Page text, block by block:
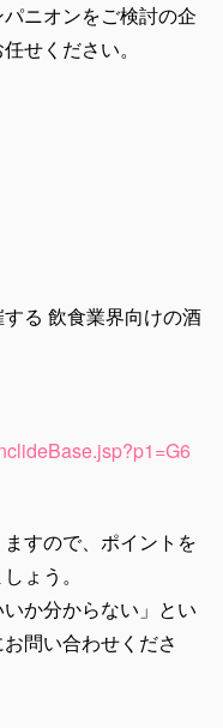
ニオンをご検討の企
せください。
る 飲食業界向けの酒
すので、ポイントを
ょう。
か分からない」とい
問い合わせくださ